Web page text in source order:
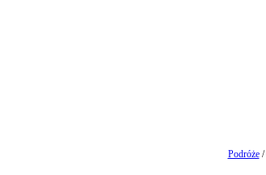
Podróże/